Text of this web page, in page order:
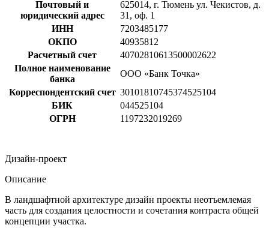
Почтовый и
юридический адрес
625014, г. Тюмень ул. Чекистов, д.
31, оф. 1
ИНН
7203485177
ОКПО
40935812
Расчетный счет
40702810613500002622
Полное наименование
банка
ООО «Банк Точка»
Корреспондентский счет 30101810745374525104
БИК
044525104
ОГРН
1197232019269
Дизайн-проект
Описание
В ландшафтной архитектуре дизайн проекты неотъемлемая
часть для создания целостности и сочетания контраста общей
концепции участка.